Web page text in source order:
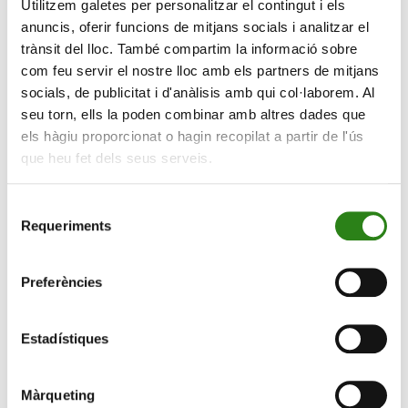
Utilitzem galetes per personalitzar el contingut i els
anuncis, oferir funcions de mitjans socials i analitzar el
trànsit del lloc. També compartim la informació sobre
com feu servir el nostre lloc amb els partners de mitjans
socials, de publicitat i d'anàlisis amb qui col·laborem. Al
seu torn, ells la poden combinar amb altres dades que
els hàgiu proporcionat o hagin recopilat a partir de l'ús
que heu fet dels seus serveis.
Requeriments
Preferències
Estadístiques
Màrqueting
con todos los países. Además, el tipo arancelario de
referencia del 10% sigue siendo significativamente más
alto que antes, y el tipo arancelario para China es
debilitante desde el punto de vista comercial.
En cuanto a China, el conflicto arancelario se ha
recrudecido esta semana. El presidente Trump elevó la
tasa arancelaria para los productos chinos importados
aplicando una tasa arancelaria del 125% a los
productos estadounidenses importados y que hará
EE.UU. Las tasas arancelarias respectivas deberían
repercusiones en las cadenas de suministro y en los
inventarios de las empresas.